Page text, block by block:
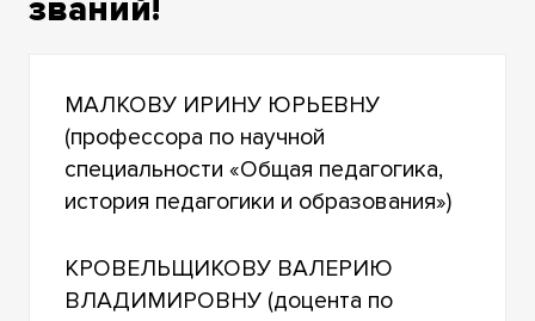
званий!
МАЛКОВУ ИРИНУ ЮРЬЕВНУ
(профессора по научной
специальности «Общая педагогика,
история педагогики и образования»)
КРОВЕЛЬЩИКОВУ ВАЛЕРИЮ
ВЛАДИМИРОВНУ (доцента по